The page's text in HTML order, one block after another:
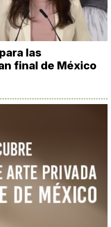
las
final de México